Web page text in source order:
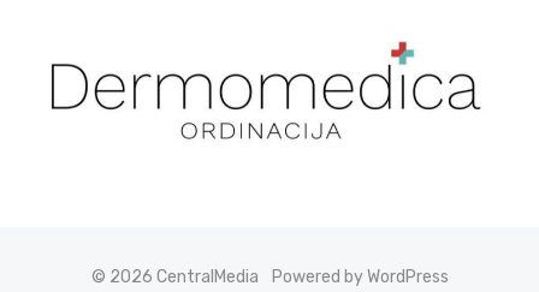
© 2026 CentralMedia Powered by WordPress